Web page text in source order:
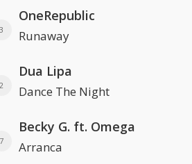
3
OneRepublic
Runaway
2
Dua Lipa
Dance The Night
7
Becky G. ft. Omega
Arranca